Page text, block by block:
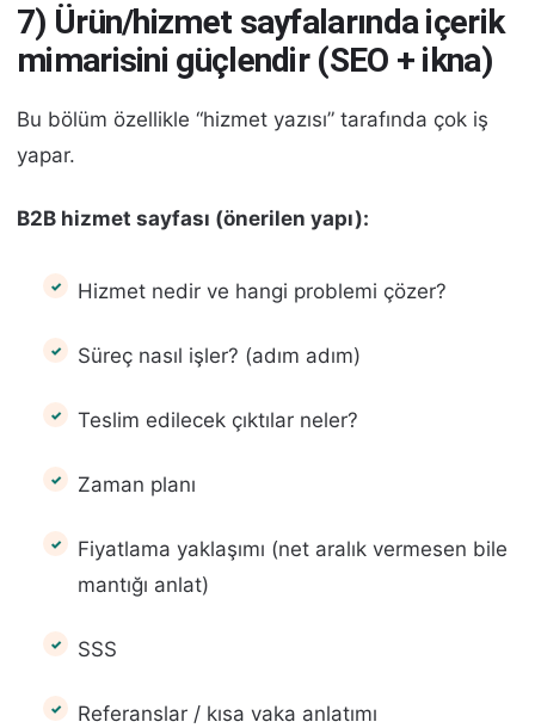
7) Ürün/hizmet sayfalarında içerik
mimarisini güçlendir (SEO + ikna)
Bu bölüm özellikle “hizmet yazısı” tarafında çok iş
yapar.
B2B hizmet sayfası (önerilen yapı):
Hizmet nedir ve hangi problemi çözer?
Süreç nasıl işler? (adım adım)
Teslim edilecek çıktılar neler?
Zaman planı
Fiyatlama yaklaşımı (net aralık vermesen bile
mantığı anlat)
SSS
Referanslar / kısa vaka anlatımı